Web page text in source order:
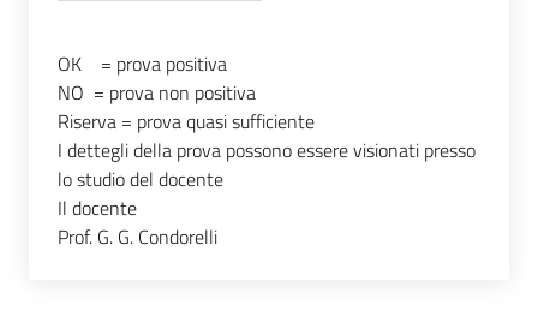
OK = prova positiva
NO = prova non positiva
Riserva = prova quasi sufficiente
I dettegli della prova possono essere visionati presso
lo studio del docente
Il docente
Prof. G. G. Condorelli